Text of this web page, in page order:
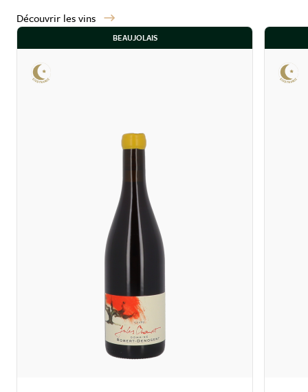
Découvrir les vins
BEAUJOLAIS